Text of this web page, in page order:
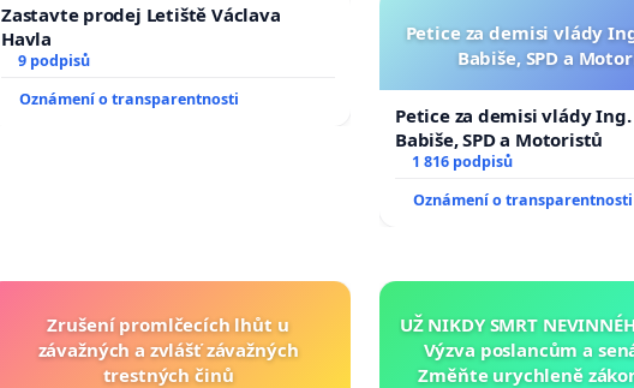
Zastavte prodej Letiště Václava
Havla
9 podpisů
Oznámení o transparentnosti
Petice za demisi vlády
Babiše, SPD a
Petice za demisi vlády
Babiše, SPD a Motoristů
1 816 podpisů
Oznámení o transparentnosti
Zrušení promlčecích lhůt u
závažných a zvlášť závažných
trestných činů
UŽ NIKDY SMRT
Výzva poslancům a
Změňte urychleně